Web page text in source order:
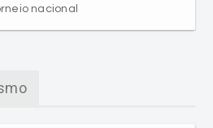
nacional